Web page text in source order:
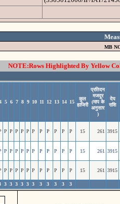
MB
NOTE:Rows Highlighted By Yellow
5 6 7 8 9 10 11 12 13 14 15
कुल
हाजिरी
प्रतिदन
मजदूर
(माप के
अनुसार
)
देय
राशि
P P P P P P P P P P P 15 261 3915
P P P P P P P P P P P 15 261 3915
P P P P P P P P P P P 15 261 3915
3 3 3 3 3 3 3 3 3 3 3